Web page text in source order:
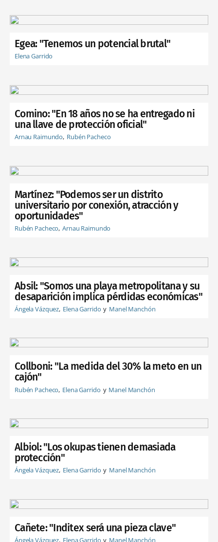
Egea: "Tenemos un potencial brutal"
Elena Garrido
Comino: "En 18 años no se ha entregado ni
una llave de protección oficial"
Arnau Raimundo Rubén Pacheco
Martínez: "Podemos ser un distrito
universitario por conexión, atracción y
oportunidades"
Rubén Pacheco Arnau Raimundo
Absil: "Somos una playa metropolitana y su
desaparición implica pérdidas económicas"
Ángela Vázquez Elena Garrido Manel Manchón
Collboni: "La medida del 30% la meto en un
cajón"
Rubén Pacheco Elena Garrido Manel Manchón
Albiol: "Los okupas tienen demasiada
protección"
Ángela Vázquez Elena Garrido Manel Manchón
Cañete: "Inditex será una pieza clave"
Ángela Vázquez Elena Garrido Manel Manchón